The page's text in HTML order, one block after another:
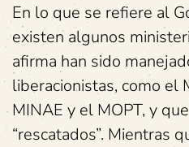
En lo que se refiere al
existen algunos
afirma han sido
liberacionistas, como el
MINAE y el MOPT, y
“rescatados”. Mientras